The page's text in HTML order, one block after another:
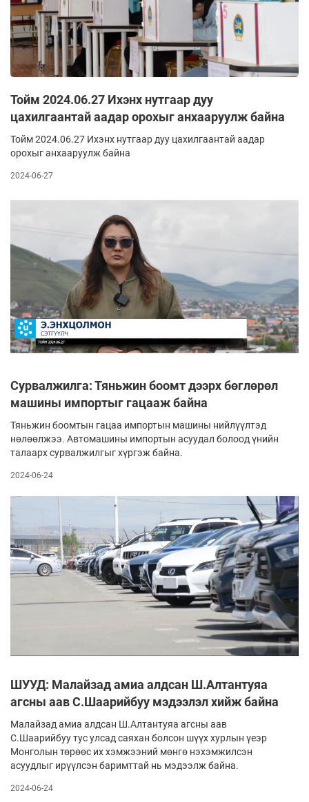
Тойм 2024.06.27 Ихэнх нутгаар дуу
цахилгаантай аадар орохыг анхааруулж байна
Тойм 2024.06.27 Ихэнх нутгаар дуу цахилгаантай аадар
орохыг анхааруулж байна
2024-06-27
Сурвалжилга: Тяньжин боомт дээрх бөглөрөл
машины импортыг гацааж байна
Тяньжин боомтын гацаа импортын машины нийлүүлтэд
нөлөөлжээ. Автомашины импортын асуудал болоод үнийн
талаарх сурвалжилгыг хүргэж байна.
2024-06-24
ШУУД: Малайзад амиа алдсан Ш.Алтантуяа
агсны аав С.Шаарийбуу мэдээлэл хийж байна
Малайзад амиа алдсан Ш.Алтантуяа агсны аав
С.Шаарийбуу тус улсад саяхан болсон шүүх хурлын үеэр
Монголын төрөөс их хэмжээний мөнгө нэхэмжилсэн
асуудлыг ирүүлсэн баримттай нь мэдээлж байна.
2024-06-24